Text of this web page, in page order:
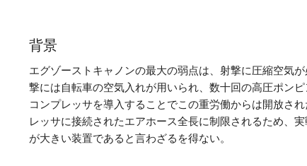
背景
エグゾーストキャノンの最大の弱点は、射撃に圧縮空気
撃には自転車の空気入れが用いられ、数十回の高圧ポン
コンプレッサを導入することでこの重労働からは開放さ
レッサに接続されたエアホース全長に制限されるため、
が大きい装置であると言わざるを得ない。